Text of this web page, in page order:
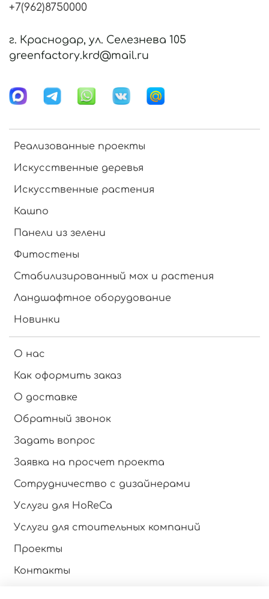
Реализованные проекты
Искусственные деревья
Искусственные растения
Кашпо
Панели из зелени
Фитостены
Стабилизированный мох и растения
Ландшафтное оборудование
Новинки
О нас
Как оформить заказ
О доставке
Обратный звонок
Задать вопрос
Заявка на просчет проекта
Сотрудничество с дизайнерами
Услуги для HoReCa
Услуги для стоительных компаний
Проекты
Контакты
+7(962)8750000
г. Краснодар, ул. Селезнева 105
greenfactory.krd@mail.ru